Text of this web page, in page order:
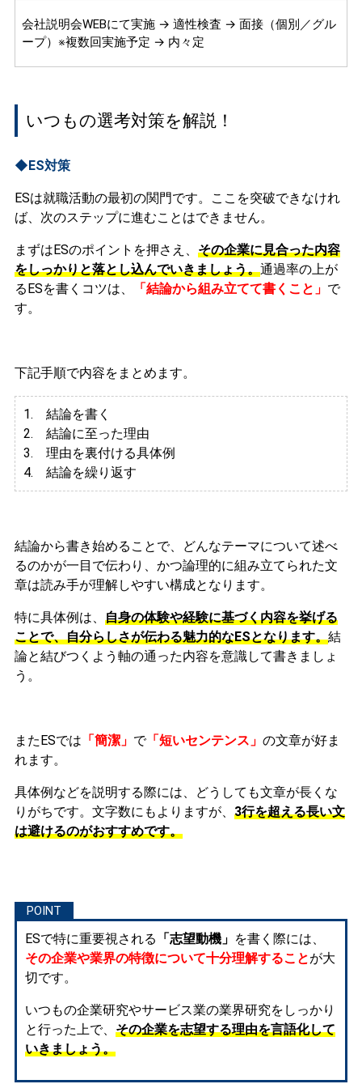
会社説明会WEBにて実施 → 適性検査 → 面接（個別／グル
ープ）※複数回実施予定 → 内々定
いつもの選考対策を解説！
◆ES対策
ESは就職活動の最初の関門です。ここを突破できなけれ
ば、次のステップに進むことはできません。
まずはESのポイントを押さえ、 その企業に見合った内容
をしっかりと落とし込んでいきましょう。通過率の上が
るESを書くコツは、
「結論から組み立てて書くこと」 で
す。
下記手順で内容をまとめます。
1. 結論を書く
2. 結論に至った理由
3. 理由を裏付ける具体例
4. 結論を繰り返す
結論から書き始めることで、どんなテーマについて述べ
るのかが一目で伝わり、かつ論理的に組み立てられた文
章は読み手が理解しやすい構成となります。
特に具体例は、 自身の体験や経験に基づく内容を挙げる
ことで、自分らしさが伝わる魅力的なESとなります。結
論と結びつくよう軸の通った内容を意識して書きましょ
う。
またESでは 「簡潔」 で「短いセンテンス」 の文章が好ま
れます。
具体例などを説明する際には、どうしても文章が長くな
りがちです。文字数にもよりますが、 3行を超える長い文
は避けるのがおすすめです。
ESで特に重要視される 「志望動機」 を書く際には、
その企業や業界の特徴について十分理解することが大
切です。
いつもの企業研究やサービス業の業界研究をしっかり
と行った上で、 その企業を志望する理由を言語化して
いきましょう。